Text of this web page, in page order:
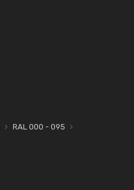
RAL 000 - 095